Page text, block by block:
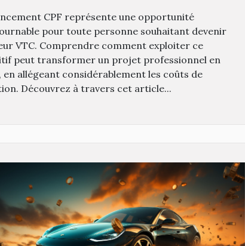
CPF représente une opportunité
pour toute personne souhaitant devenir
VTC. Comprendre comment exploiter ce
peut transformer un projet professionnel en
en allégeant considérablement les coûts de
Découvrez à travers cet article...